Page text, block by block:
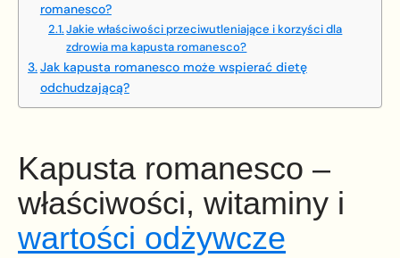
romanesco?
Jakie właściwości przeciwutleniające i korzyści dla
zdrowia ma kapusta romanesco?
Jak kapusta romanesco może wspierać dietę
odchudzającą?
Kapusta romanesco –
właściwości, witaminy i
wartości odżywcze